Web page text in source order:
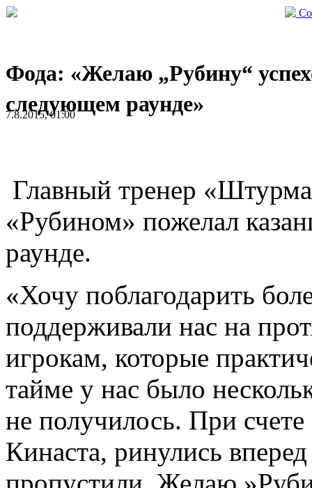
Фода: «Желаю „Рубину“
следующем раунде»
7.8.2015, 01:00
Главный тренер
«Рубином» пожелал
раунде.
«Хочу поблагодарить
поддерживали нас на
игрокам, которые
тайме у нас было
не получилось. При
Кинаста, ринулись